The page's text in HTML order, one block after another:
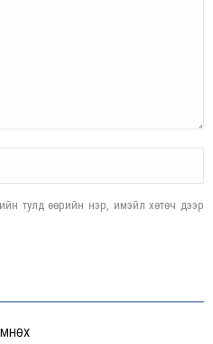
тулд өөрийн нэр, имэйл хөтөч дээр